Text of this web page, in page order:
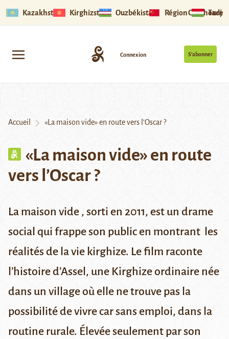
Kazakhstan Kirghizstan Ouzbékistan Région Ouïghoure
S’abonner
Connexion
Accueil «La maison vide» en route vers l’Oscar ?
«La maison vide» en route
vers l’Oscar ?
La maison vide , sorti en 2011, est un drame
social qui frappe son public en montrant les
réalités de la vie kirghize. Le film raconte
l’histoire d’Assel, une Kirghize ordinaire née
dans un village où elle ne trouve pas la
possibilité de vivre car sans emploi, dans la
routine rurale. Élevée seulement par son